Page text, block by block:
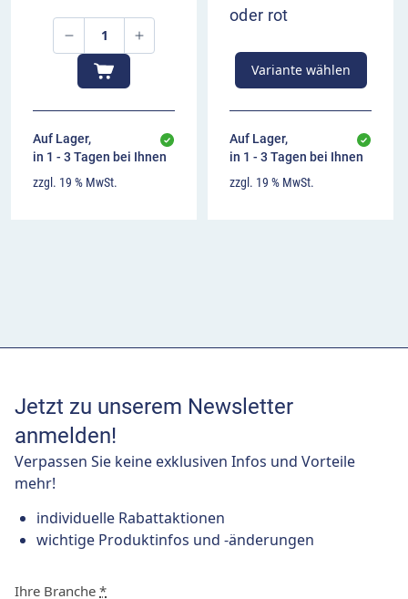
Auf Lager,
in 1 - 3 Tagen bei Ihnen
zzgl. 19 % MwSt.
oder rot
Variante wählen
Auf Lager,
in 1 - 3 Tagen bei Ihnen
zzgl. 19 % MwSt.
Jetzt zu unserem Newsletter
anmelden!
Verpassen Sie keine exklusiven Infos und Vorteile
mehr!
individuelle Rabattaktionen
wichtige Produktinfos und -änderungen
Ihre Branche *